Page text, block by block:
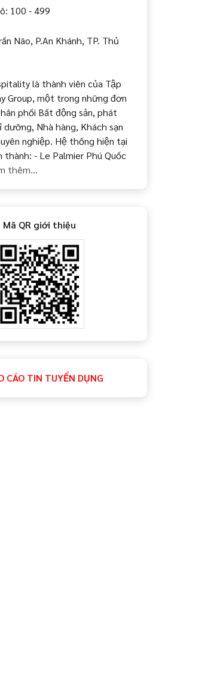
100 - 499
Não, P.An Khánh, TP. Thủ
là thành viên của Tập
Group, một trong những đơn
phối Bất động sản, phát
dưỡng, Nhà hàng, Khách sạn
nghiệp. Hệ thống hiện tại
- Le Palmier Phú Quốc
thêm...
Mã QR giới thiệu
CÁO TIN TUYỂN DỤNG